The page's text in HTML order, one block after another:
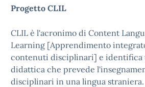
Progetto CLIL
CLIL è l'acronimo di Content
Learning [Apprendimento
contenuti disciplinari] e identifica
didattica che prevede
disciplinari in una lingua straniera.